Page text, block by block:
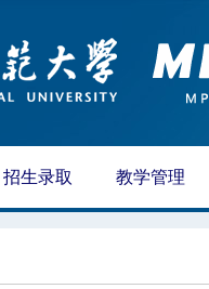
招生录取 教学管理